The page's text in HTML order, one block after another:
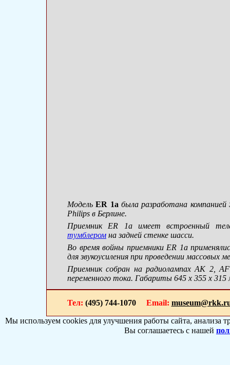
МодельER 1a была разработана компанией
Philips в Берлине.
Приемник ER 1a имеет встроенный
тумблером на задней стенке шасси.
Во время войны приемники ER 1a
для звукоусиления при проведении массовых
Приемник собран на радиолампах AK 2,
переменного тока. Габариты 645 х 355 х 315
Тел: (495) 744-1070 Email:
Мы используем cookies для улучшения работы сайта, анализа
Вы соглашаетесь с нашей